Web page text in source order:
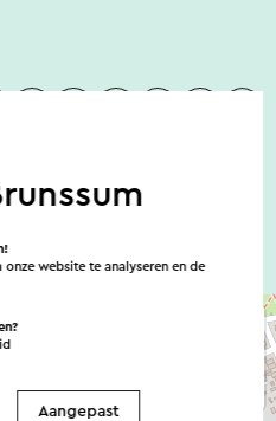
website te analyseren en de
Aangepast